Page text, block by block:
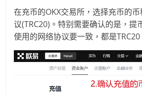
在充币的OKX交易所，选择充币的
议(TRC20)。特别需要确认的是，提
使用的网络协议要一致，都是TRC20